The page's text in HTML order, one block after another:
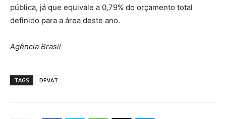
pública, já que equivale a 0,79% do orçamento total
definido para a área deste ano.
Agência Brasil
TAGS DPVAT